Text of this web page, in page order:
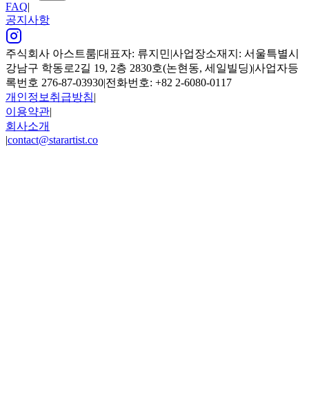
FAQ|
공지사항
주식회사 아스트룸|대표자: 류지민|사업장소재지: 서울특별시
강남구 학동로2길 19, 2층 2830호(논현동, 세일빌딩)|사업자등
록번호 276-87-03930|전화번호: +82 2-6080-0117
개인정보취급방침|
이용약관|
회사소개
|contact@starartist.co